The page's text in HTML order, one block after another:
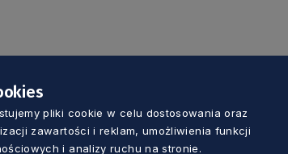
pliki cookie w celu dostosowania oraz
zawartości i reklam, umożliwienia funkcji
i analizy ruchu na stronie.